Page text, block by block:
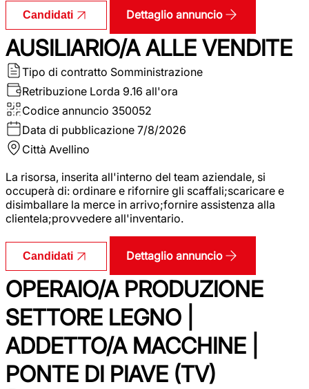
Candidati Dettaglio annuncio
AUSILIARIO/A ALLE VENDITE
Tipo di contratto Somministrazione
Retribuzione Lorda 9.16 all'ora
Codice annuncio 350052
Data di pubblicazione 7/8/2026
Città Avellino
La risorsa, inserita all'interno del team aziendale, si
occuperà di: ordinare e rifornire gli scaffali;scaricare e
disimballare la merce in arrivo;fornire assistenza alla
clientela;provvedere all'inventario.
Candidati Dettaglio annuncio
OPERAIO/A PRODUZIONE
SETTORE LEGNO |
ADDETTO/A MACCHINE |
PONTE DI PIAVE (TV)